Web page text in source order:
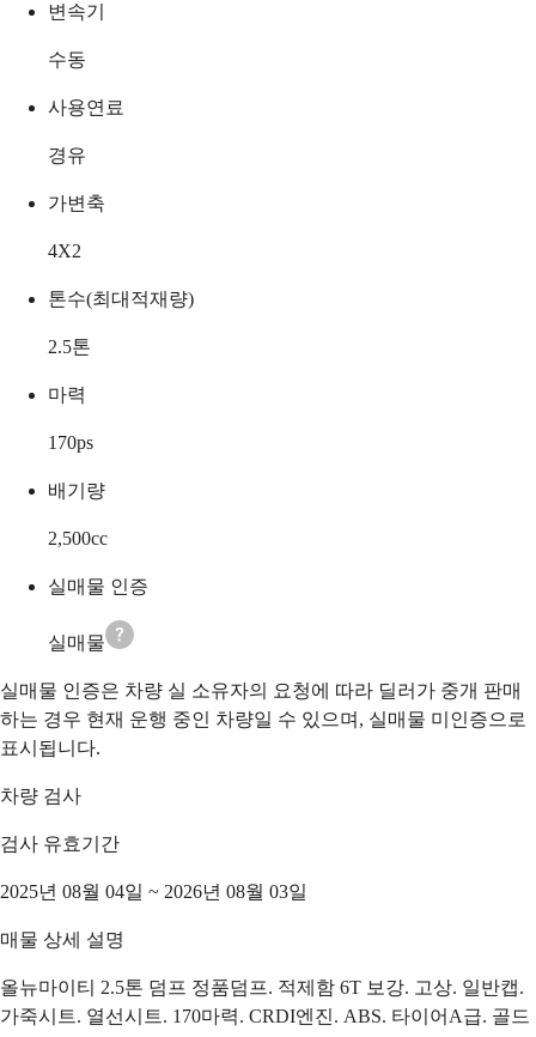
변속기
수동
사용연료
경유
가변축
4X2
톤수(최대적재량)
2.5톤
마력
170ps
배기량
2,500cc
실매물 인증
실매물
실매물 인증은 차량 실 소유자의 요청에 따라 딜러가 중개 판매
하는 경우 현재 운행 중인 차량일 수 있으며, 실매물 미인증으로
표시됩니다.
차량 검사
검사 유효기간
2025년 08월 04일 ~ 2026년 08월 03일
매물 상세 설명
올뉴마이티 2.5톤 덤프 정품덤프. 적제함 6T 보강. 고상. 일반캡.
가죽시트. 열선시트. 170마력. CRDI엔진. ABS. 타이어A급. 골드